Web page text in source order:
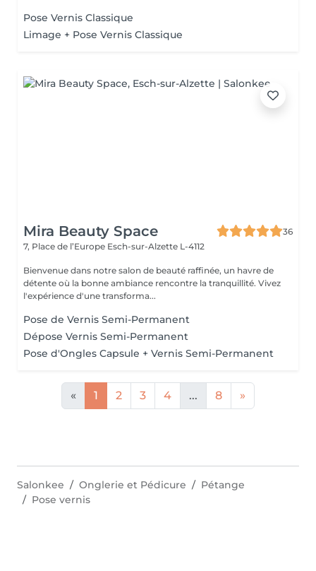
Pose Vernis Classique
Limage + Pose Vernis Classique
Mira Beauty Space
36
7, Place de l’Europe Esch-sur-Alzette L-4112
Bienvenue dans notre salon de beauté raffinée, un havre de
détente où la bonne ambiance rencontre la tranquillité. Vivez
l'expérience d'une transforma...
Pose de Vernis Semi-Permanent
Dépose Vernis Semi-Permanent
Pose d'Ongles Capsule + Vernis Semi-Permanent
« 1 2 3 4 ... 8 »
Salonkee Onglerie et Pédicure
Pétange
Pose vernis